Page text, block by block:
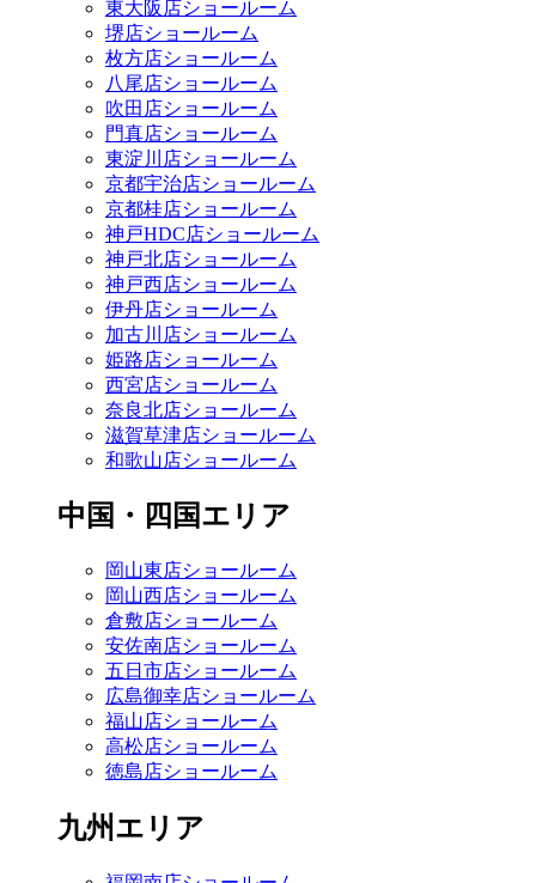
東大阪店ショールーム
堺店ショールーム
枚方店ショールーム
八尾店ショールーム
吹田店ショールーム
門真店ショールーム
東淀川店ショールーム
京都宇治店ショールーム
京都桂店ショールーム
神戸HDC店ショールーム
神戸北店ショールーム
神戸西店ショールーム
伊丹店ショールーム
加古川店ショールーム
姫路店ショールーム
西宮店ショールーム
奈良北店ショールーム
滋賀草津店ショールーム
和歌山店ショールーム
中国・四国エリア
岡山東店ショールーム
岡山西店ショールーム
倉敷店ショールーム
安佐南店ショールーム
五日市店ショールーム
広島御幸店ショールーム
福山店ショールーム
高松店ショールーム
徳島店ショールーム
九州エリア